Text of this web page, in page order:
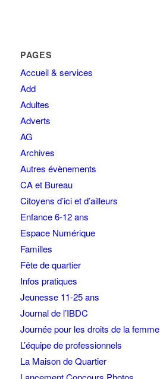
PAGES
Accueil & services
Add
Adultes
Adverts
AG
Archives
Autres évènements
CA et Bureau
Citoyens d’ici et d’ailleurs
Enfance 6-12 ans
Espace Numérique
Familles
Fête de quartier
Infos pratiques
Jeunesse 11-25 ans
Journal de l’IBDC
Journée pour les droits de la femme
L’équipe de professionnels
La Maison de Quartier